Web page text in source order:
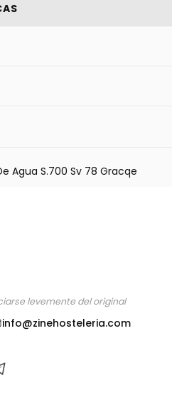
Agua S.700 Sv 78 Gracqe
levemente del original
info@zinehosteleria.com